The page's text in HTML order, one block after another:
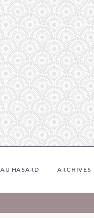
AU HASARD ARCHIVES